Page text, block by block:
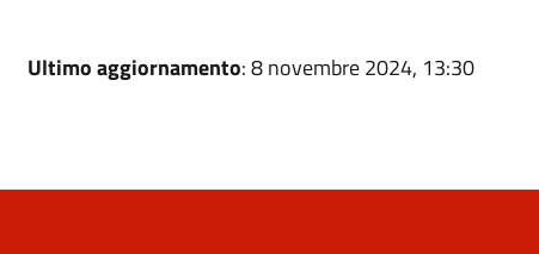
Ultimo aggiornamento: 8 novembre 2024, 13:30